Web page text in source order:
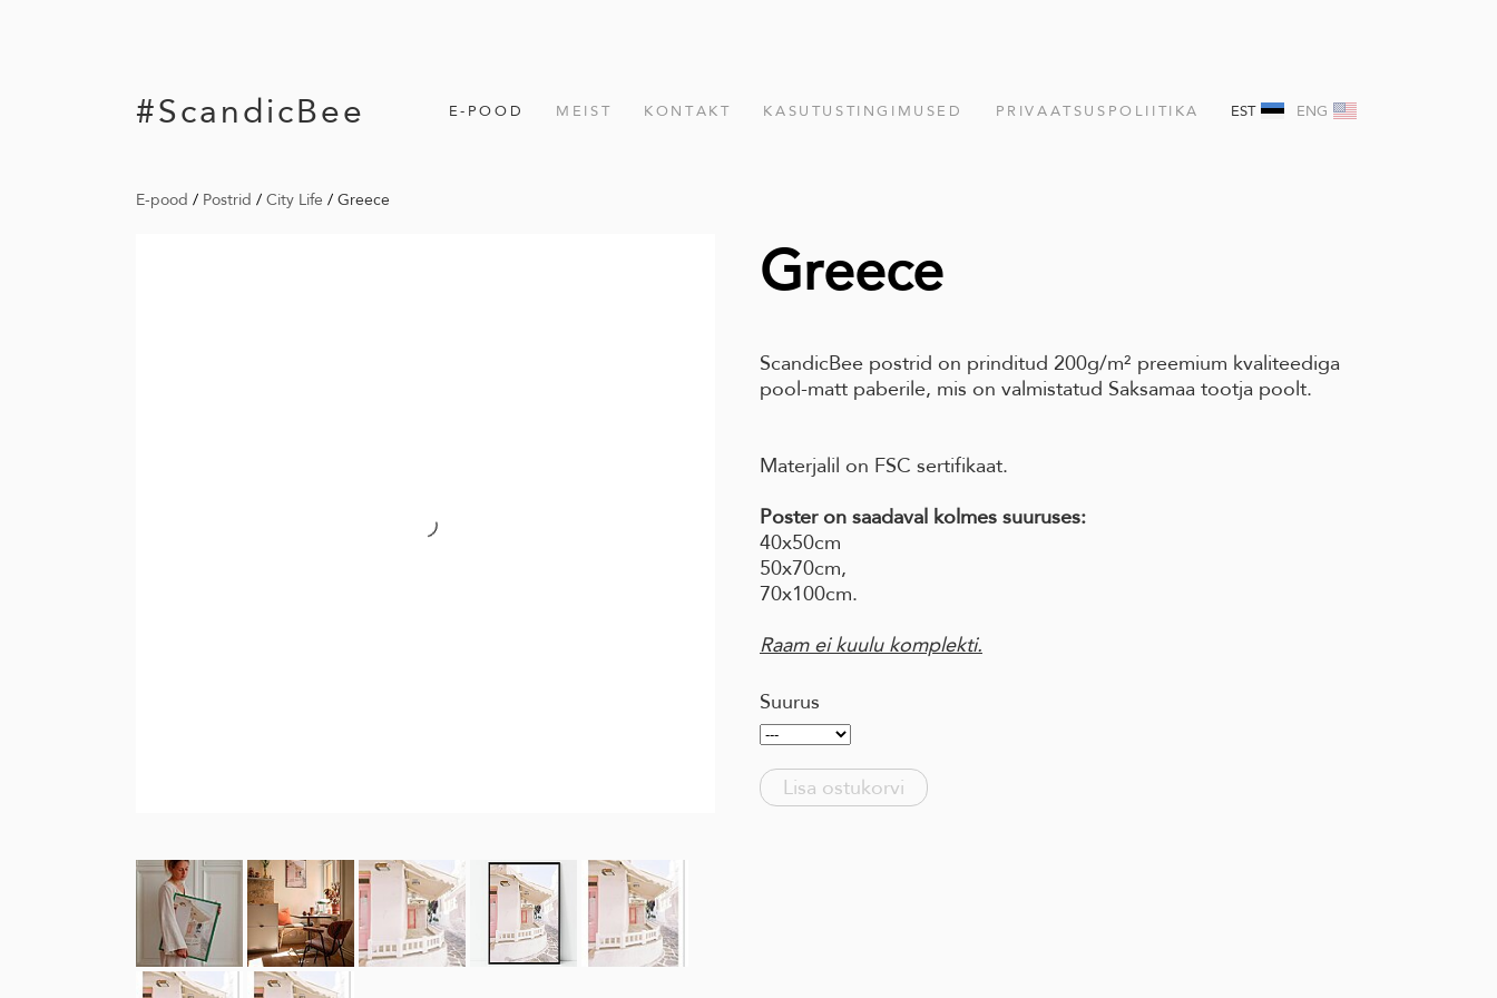
#ScandicBee E-POOD MEIST KONTAKT KASUTUSTINGIMUSED PRIVAATSUSPOLIITIKA EST ENG
E-pood / Postrid / City Life / Greece
Greece
ScandicBee postrid on prinditud 200g/m² preemium kvaliteediga
pool-matt paberile, mis on valmistatud Saksamaa tootja poolt.
Materjalil on FSC sertifikaat.
Poster on saadaval kolmes suuruses:
40x50cm
50x70cm,
70x100cm.
Raam ei kuulu komplekti.
Suurus
Lisa ostukorvi